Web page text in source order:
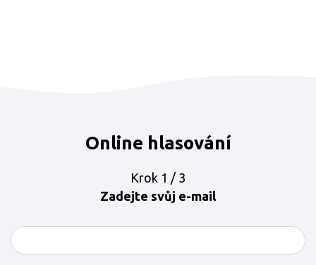
Online hlasování
Krok 1 / 3
Zadejte svůj e-mail